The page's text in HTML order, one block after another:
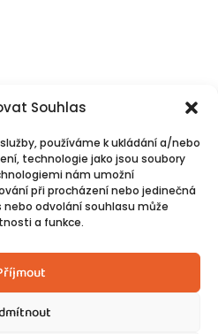
Souhlas
používáme k ukládání a/nebo
technologie jako jsou soubory
nám umožní
při procházení nebo jedinečná
odvolání souhlasu může
a funkce.
s námi!